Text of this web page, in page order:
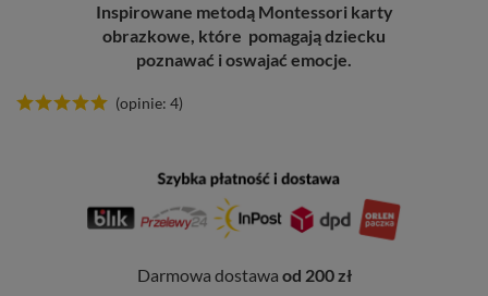
Inspirowane metodą Montessori karty
obrazkowe, które pomagają dziecku
poznawać i oswajać emocje.
(opinie: 4)
Darmowa dostawa od 200 zł